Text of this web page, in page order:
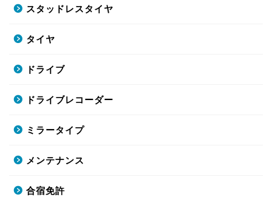
スタッドレスタイヤ
タイヤ
ドライブ
ドライブレコーダー
ミラータイプ
メンテナンス
合宿免許